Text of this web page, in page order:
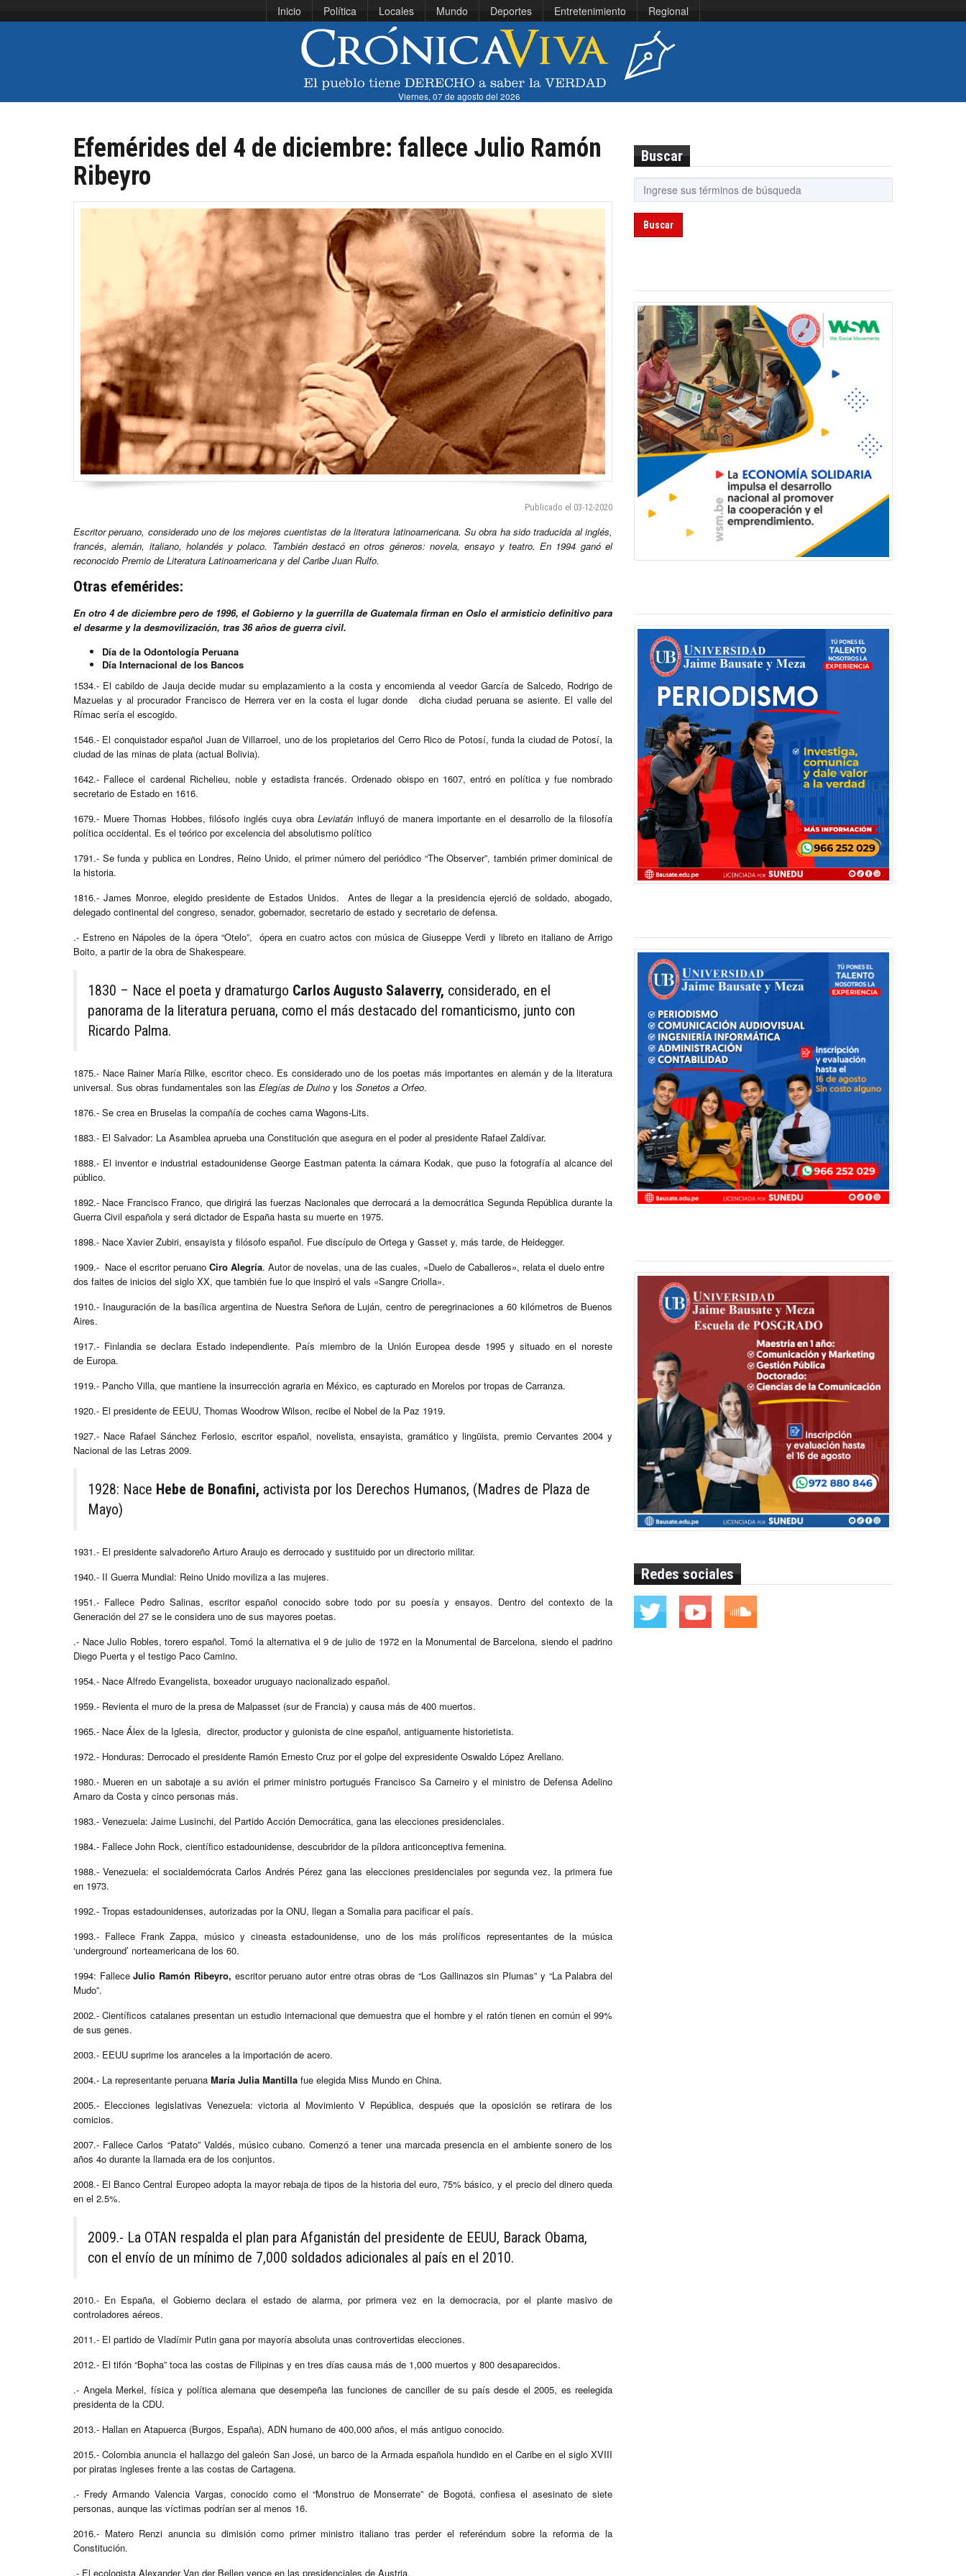
Inicio Política Locales Mundo Deportes Entretenimiento Regional
Viernes, 07 de agosto del 2026
Efemérides del 4 de diciembre: fallece Julio Ramón
Ribeyro
Publicado el 03-12-2020
Escritor peruano, considerado uno de los mejores cuentistas de la literatura latinoamericana. Su obra ha sido traducida al inglés,
francés, alemán, italiano, holandés y polaco. También destacó en otros géneros: novela, ensayo y teatro. En 1994 ganó el
reconocido Premio de Literatura Latinoamericana y del Caribe Juan Rulfo.
Otras efemérides:
En otro 4 de diciembre pero de 1996, el Gobierno y la guerrilla de Guatemala firman en Oslo el armisticio definitivo para
el desarme y la desmovilización, tras 36 años de guerra civil.
Día de la Odontología Peruana
Día Internacional de los Bancos
1534.- El cabildo de Jauja decide mudar su emplazamiento a la costa y encomienda al veedor García de Salcedo, Rodrigo de
Mazuelas y al procurador Francisco de Herrera ver en la costa el lugar donde dicha ciudad peruana se asiente. El valle del
Rímac sería el escogido.
1546.- El conquistador español Juan de Villarroel, uno de los propietarios del Cerro Rico de Potosí, funda la ciudad de Potosí, la
ciudad de las minas de plata (actual Bolivia).
1642.- Fallece el cardenal Richelieu, noble y estadista francés. Ordenado obispo en 1607, entró en política y fue nombrado
secretario de Estado en 1616.
1679.- Muere Thomas Hobbes, filósofo inglés cuya obra Leviatán influyó de manera importante en el desarrollo de la filosofía
política occidental. Es el teórico por excelencia del absolutismo político
1791.- Se funda y publica en Londres, Reino Unido, el primer número del periódico “The Observer”, también primer dominical de
la historia.
1816.- James Monroe, elegido presidente de Estados Unidos. Antes de llegar a la presidencia ejerció de soldado, abogado,
delegado continental del congreso, senador, gobernador, secretario de estado y secretario de defensa.
.- Estreno en Nápoles de la ópera “Otelo”, ópera en cuatro actos con música de Giuseppe Verdi y libreto en italiano de Arrigo
Boito, a partir de la obra de Shakespeare.
1830 – Nace el poeta y dramaturgo Carlos Augusto Salaverry, considerado, en el
panorama de la literatura peruana, como el más destacado del romanticismo, junto con
Ricardo Palma.
1875.- Nace Rainer María Rilke, escritor checo. Es considerado uno de los poetas más importantes en alemán y de la literatura
universal. Sus obras fundamentales son las Elegías de Duino y los Sonetos a Orfeo.
1876.- Se crea en Bruselas la compañía de coches cama Wagons-Lits.
1883.- El Salvador: La Asamblea aprueba una Constitución que asegura en el poder al presidente Rafael Zaldívar.
1888.- El inventor e industrial estadounidense George Eastman patenta la cámara Kodak, que puso la fotografía al alcance del
público.
1892.- Nace Francisco Franco, que dirigirá las fuerzas Nacionales que derrocará a la democrática Segunda República durante la
Guerra Civil española y será dictador de España hasta su muerte en 1975.
1898.- Nace Xavier Zubiri, ensayista y filósofo español. Fue discípulo de Ortega y Gasset y, más tarde, de Heidegger.
1909.- Nace el escritor peruano Ciro Alegría. Autor de novelas, una de las cuales, «Duelo de Caballeros», relata el duelo entre
dos faites de inicios del siglo XX, que también fue lo que inspiró el vals «Sangre Criolla».
1910.- Inauguración de la basílica argentina de Nuestra Señora de Luján, centro de peregrinaciones a 60 kilómetros de Buenos
Aires.
1917.- Finlandia se declara Estado independiente. País miembro de la Unión Europea desde 1995 y situado en el noreste
de Europa.
1919.- Pancho Villa, que mantiene la insurrección agraria en México, es capturado en Morelos por tropas de Carranza.
1920.- El presidente de EEUU, Thomas Woodrow Wilson, recibe el Nobel de la Paz 1919.
1927.- Nace Rafael Sánchez Ferlosio, escritor español, novelista, ensayista, gramático y lingüista, premio Cervantes 2004 y
Nacional de las Letras 2009.
1928: Nace Hebe de Bonafini, activista por los Derechos Humanos, (Madres de Plaza de
Mayo)
1931.- El presidente salvadoreño Arturo Araujo es derrocado y sustituido por un directorio militar.
1940.- II Guerra Mundial: Reino Unido moviliza a las mujeres.
1951.- Fallece Pedro Salinas, escritor español conocido sobre todo por su poesía y ensayos. Dentro del contexto de la
Generación del 27 se le considera uno de sus mayores poetas.
.- Nace Julio Robles, torero español. Tomó la alternativa el 9 de julio de 1972 en la Monumental de Barcelona, siendo el padrino
Diego Puerta y el testigo Paco Camino.
1954.- Nace Alfredo Evangelista, boxeador uruguayo nacionalizado español.
1959.- Revienta el muro de la presa de Malpasset (sur de Francia) y causa más de 400 muertos.
1965.- Nace Álex de la Iglesia, director, productor y guionista de cine español, antiguamente historietista.
1972.- Honduras: Derrocado el presidente Ramón Ernesto Cruz por el golpe del expresidente Oswaldo López Arellano.
1980.- Mueren en un sabotaje a su avión el primer ministro portugués Francisco Sa Carneiro y el ministro de Defensa Adelino
Amaro da Costa y cinco personas más.
1983.- Venezuela: Jaime Lusinchi, del Partido Acción Democrática, gana las elecciones presidenciales.
1984.- Fallece John Rock, científico estadounidense, descubridor de la píldora anticonceptiva femenina.
1988.- Venezuela: el socialdemócrata Carlos Andrés Pérez gana las elecciones presidenciales por segunda vez, la primera fue
en 1973.
1992.- Tropas estadounidenses, autorizadas por la ONU, llegan a Somalia para pacificar el país.
1993.- Fallece Frank Zappa, músico y cineasta estadounidense, uno de los más prolíficos representantes de la música
‘underground’ norteamericana de los 60.
1994: FalleceJulio Ramón Ribeyro, escritor peruano autor entre otras obras de “Los Gallinazos sin Plumas” y “La Palabra del
Mudo”.
2002.- Científicos catalanes presentan un estudio internacional que demuestra que el hombre y el ratón tienen en común el 99%
de sus genes.
2003.- EEUU suprime los aranceles a la importación de acero.
2004.- La representante peruana María Julia Mantilla fue elegida Miss Mundo en China.
2005.- Elecciones legislativas Venezuela: victoria al Movimiento V República, después que la oposición se retirara de los
comicios.
2007.- Fallece Carlos “Patato” Valdés, músico cubano. Comenzó a tener una marcada presencia en el ambiente sonero de los
años 4o durante la llamada era de los conjuntos.
2008.- El Banco Central Europeo adopta la mayor rebaja de tipos de la historia del euro, 75% básico, y el precio del dinero queda
en el 2.5%.
2009.- La OTAN respalda el plan para Afganistán del presidente de EEUU, Barack Obama,
con el envío de un mínimo de 7,000 soldados adicionales al país en el 2010.
2010.- En España, el Gobierno declara el estado de alarma, por primera vez en la democracia, por el plante masivo de
controladores aéreos.
2011.- El partido de Vladímir Putin gana por mayoría absoluta unas controvertidas elecciones.
2012.- El tifón “Bopha” toca las costas de Filipinas y en tres días causa más de 1,000 muertos y 800 desaparecidos.
.- Angela Merkel, física y política alemana que desempeña las funciones de canciller de su país desde el 2005, es reelegida
presidenta de la CDU.
2013.- Hallan en Atapuerca (Burgos, España), ADN humano de 400,000 años, el más antiguo conocido.
2015.- Colombia anuncia el hallazgo del galeón San José, un barco de la Armada española hundido en el Caribe en el siglo XVIII
por piratas ingleses frente a las costas de Cartagena.
.- Fredy Armando Valencia Vargas, conocido como el “Monstruo de Monserrate” de Bogotá, confiesa el asesinato de siete
personas, aunque las víctimas podrían ser al menos 16.
2016.- Matero Renzi anuncia su dimisión como primer ministro italiano tras perder el referéndum sobre la reforma de la
Constitución.
.- El ecologista Alexander Van der Bellen vence en las presidenciales de Austria.
Buscar
Buscar
Redes sociales